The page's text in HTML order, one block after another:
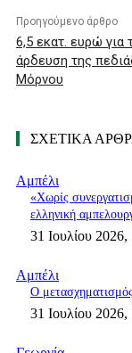
Προηγούμενο άρθρο
6,5 εκατ. ευρώ για
άρδευση της
Μόρνου
ΣΧΕΤΙΚΑ
Αμπέλι
«Χωρίς
ελληνική
31 Ιουλίου
Αμπέλι
Ο
31 Ιουλίου